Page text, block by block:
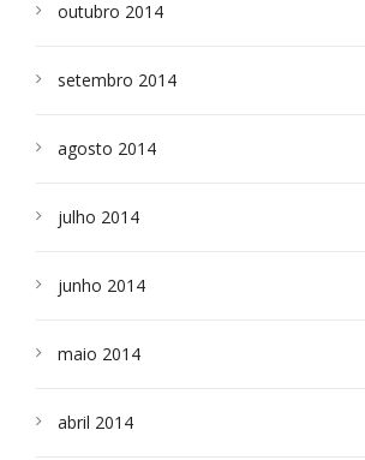
outubro 2014
setembro 2014
agosto 2014
julho 2014
junho 2014
maio 2014
abril 2014